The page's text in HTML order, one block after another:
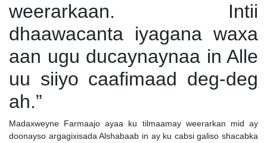
weerarkaan. Intii
dhaawacanta iyagana waxa
aan ugu ducaynaynaa in Alle
uu siiyo caafimaad deg-deg
ah.”
Madaxweyne Farmaajo ayaa ku tilmaamay weerarkan mid ay
doonayso argagixisada Alshabaab in ay ku cabsi galiso shacabka